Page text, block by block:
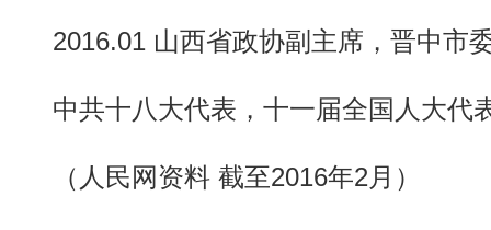
2016.01 山西省政协副主席，晋中市
中共十八大代表，十一届全国人大代
（人民网资料 截至2016年2月）